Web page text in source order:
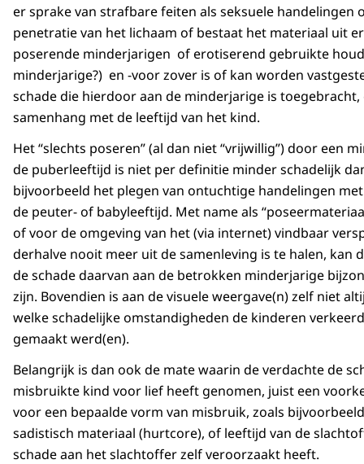
er sprake van strafbare feiten als seksuele handelingen
penetratie van het lichaam of bestaat het materiaal uit
poserende minderjarigen of erotiserend gebruikte
minderjarige?) en -voor zover is of kan worden
schade die hierdoor aan de minderjarige is toegebracht,
samenhang met de leeftijd van het kind.
Het “slechts poseren” (al dan niet “vrijwillig”) door een
de puberleeftijd is niet per definitie minder schadelijk
bijvoorbeeld het plegen van ontuchtige handelingen
de peuter- of babyleeftijd. Met name als
of voor de omgeving van het (via internet) vindbaar
derhalve nooit meer uit de samenleving is te halen, kan
de schade daarvan aan de betrokken minderjarige
zijn. Bovendien is aan de visuele weergave(n) zelf niet
welke schadelijke omstandigheden de kinderen
gemaakt werd(en).
Belangrijk is dan ook de mate waarin de verdachte de
misbruikte kind voor lief heeft genomen, juist een
voor een bepaalde vorm van misbruik, zoals
sadistisch materiaal (hurtcore), of leeftijd van de
schade aan het slachtoffer zelf veroorzaakt heeft.